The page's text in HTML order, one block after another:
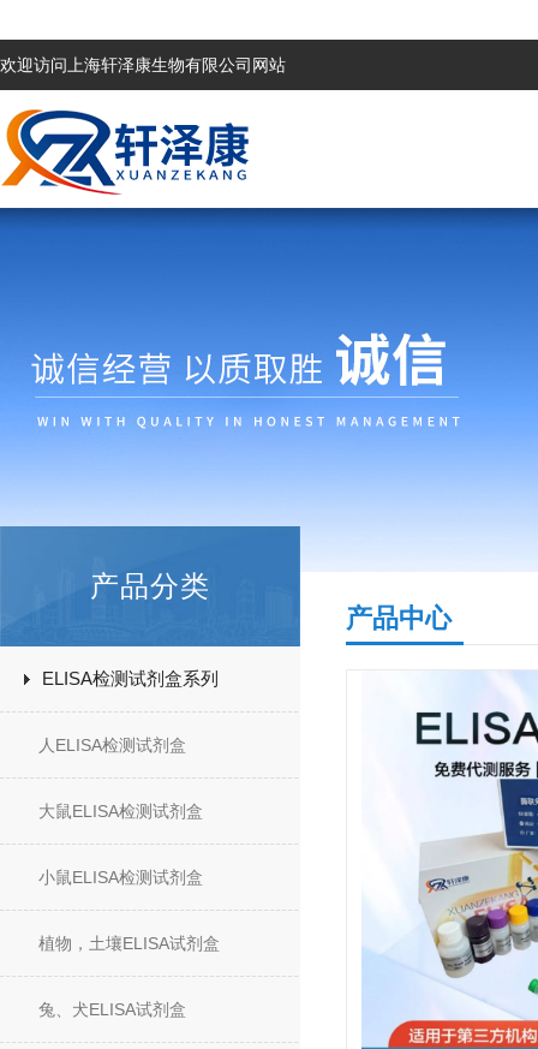
欢迎访问上海轩泽康生物有限公司网站
产品分类
ELISA检测试剂盒系列
人ELISA检测试剂盒
大鼠ELISA检测试剂盒
小鼠ELISA检测试剂盒
植物，土壤ELISA试剂盒
兔、犬ELISA试剂盒
产品中心